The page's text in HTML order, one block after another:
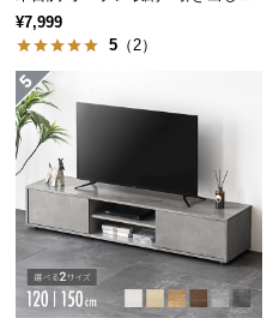
配
送
に
つ
い
て
梱
設
置
納付き
¥7,999
5 （2）